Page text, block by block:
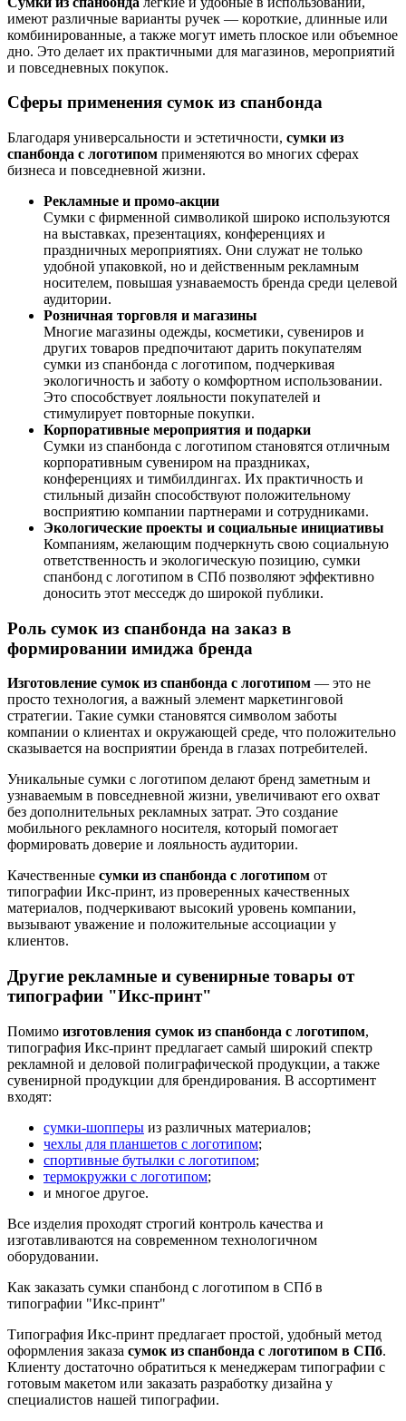
имеют различные варианты ручек — короткие, длинные или
комбинированные, а также могут иметь плоское или объемное
дно. Это делает их практичными для магазинов, мероприятий
и повседневных покупок.
Сферы применения сумок из спанбонда
Благодаря универсальности и эстетичности, сумки из
спанбонда с логотипом применяются во многих сферах
бизнеса и повседневной жизни.
Рекламные и промо-акции
Сумки с фирменной символикой широко используются
на выставках, презентациях, конференциях и
праздничных мероприятиях. Они служат не только
удобной упаковкой, но и действенным рекламным
носителем, повышая узнаваемость бренда среди целевой
аудитории.
Розничная торговля и магазины
Многие магазины одежды, косметики, сувениров и
других товаров предпочитают дарить покупателям
сумки из спанбонда с логотипом, подчеркивая
экологичность и заботу о комфортном использовании.
Это способствует лояльности покупателей и
стимулирует повторные покупки.
Корпоративные мероприятия и подарки
Сумки из спанбонда с логотипом становятся отличным
корпоративным сувениром на праздниках,
конференциях и тимбилдингах. Их практичность и
стильный дизайн способствуют положительному
восприятию компании партнерами и сотрудниками.
Экологические проекты и социальные инициативы
Компаниям, желающим подчеркнуть свою социальную
ответственность и экологическую позицию, сумки
спанбонд с логотипом в СПб позволяют эффективно
доносить этот месседж до широкой публики.
Роль сумок из спанбонда на заказ в
формировании имиджа бренда
Изготовление сумок из спанбонда с логотипом — это не
просто технология, а важный элемент маркетинговой
стратегии. Такие сумки становятся символом заботы
компании о клиентах и окружающей среде, что положительно
сказывается на восприятии бренда в глазах потребителей.
Уникальные сумки с логотипом делают бренд заметным и
узнаваемым в повседневной жизни, увеличивают его охват
без дополнительных рекламных затрат. Это создание
мобильного рекламного носителя, который помогает
формировать доверие и лояльность аудитории.
Качественные сумки из спанбонда с логотипом от
типографии Икс-принт, из проверенных качественных
материалов, подчеркивают высокий уровень компании,
вызывают уважение и положительные ассоциации у
клиентов.
Другие рекламные и сувенирные товары от
типографии "Икс-принт"
Помимо изготовления сумок из спанбонда с логотипом,
типография Икс-принт предлагает самый широкий спектр
рекламной и деловой полиграфической продукции, а также
сувенирной продукции для брендирования. В ассортимент
входят:
сумки-шопперы из различных материалов;
чехлы для планшетов с логотипом;
спортивные бутылки с логотипом;
термокружки с логотипом;
и многое другое.
Все изделия проходят строгий контроль качества и
изготавливаются на современном технологичном
оборудовании.
Как заказать сумки спанбонд с логотипом в СПб в
типографии "Икс-принт"
Типография Икс-принт предлагает простой, удобный метод
оформления заказа сумок из спанбонда с логотипом в СПб.
Клиенту достаточно обратиться к менеджерам типографии с
готовым макетом или заказать разработку дизайна у
специалистов нашей типографии.